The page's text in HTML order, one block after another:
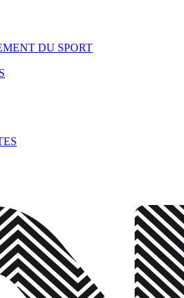
DU SPORT